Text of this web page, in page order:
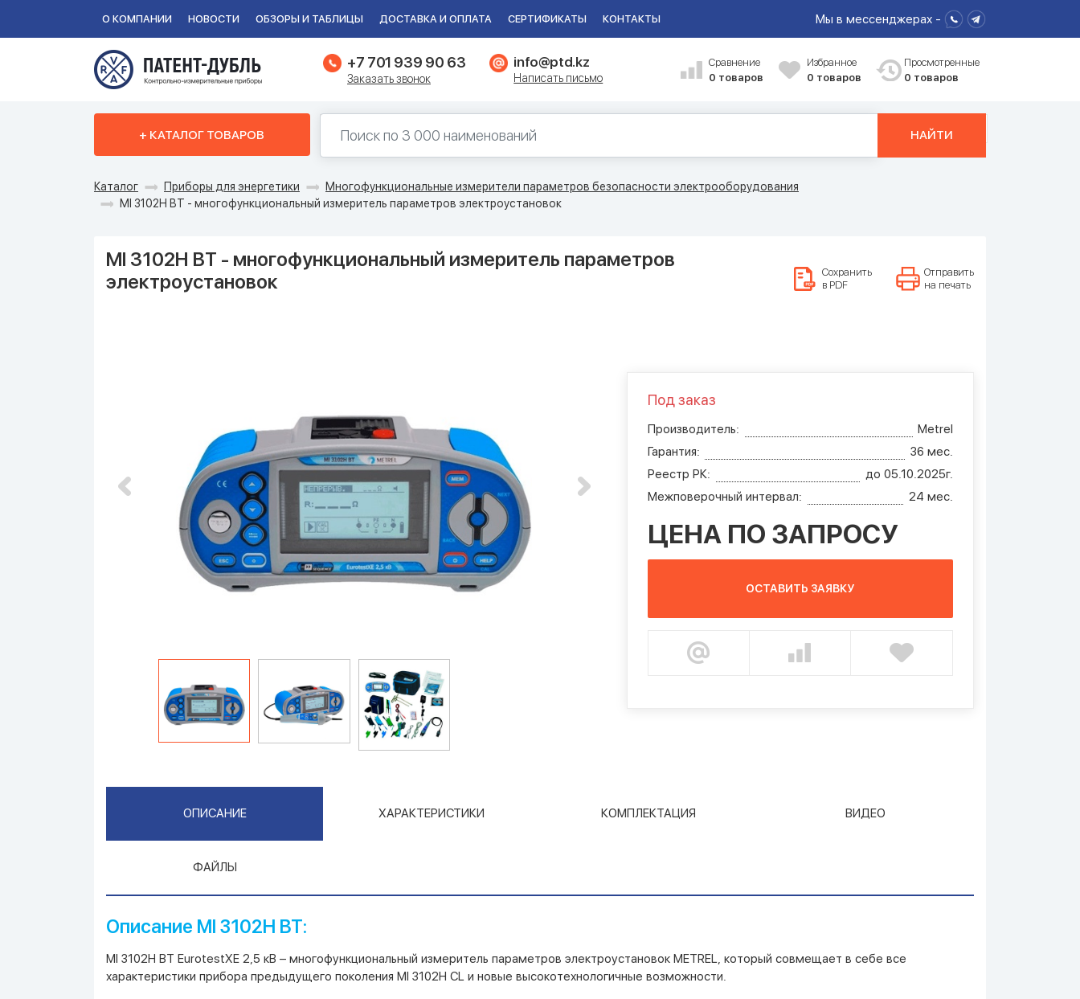
О КОМПАНИИ НОВОСТИ ОБЗОРЫ И ТАБЛИЦЫ ДОСТАВКА И ОПЛАТА СЕРТИФИКАТЫ КОНТАКТЫ Мы в мессенджерах -
+7 701 939 90 63
Заказать звонок
info@ptd.kz
Написать письмо
Сравнение
0 товаров
Избранное
0 товаров
Просмотренные
0 товаров
+ КАТАЛОГ ТОВАРОВ НАЙТИ
Каталог Приборы для энергетики
Многофункциональные измерители параметров безопасности электрооборудования
MI 3102H BT - многофункциональный измеритель параметров электроустановок
MI 3102H BT - многофункциональный измеритель параметров
электроустановок
Сохранить
в PDF
Отправить
на печать
Под заказ
Производитель:
Metrel
Гарантия:
36 мес.
Реестр РК:
до 05.10.2025г.
Межповерочный интервал:
24 мес.
ЦЕНА ПО ЗАПРОСУ
ОСТАВИТЬ ЗАЯВКУ
ОПИСАНИЕ ХАРАКТЕРИСТИКИ КОМПЛЕКТАЦИЯ ВИДЕО
ФАЙЛЫ
Описание MI 3102H BT:
MI 3102H BT EurotestXE 2,5 кВ – многофункциональный измеритель параметров электроустановок METREL, который совмещает в себе все
характеристики прибора предыдущего поколения MI 3102H CL и новые высокотехнологичные возможности.